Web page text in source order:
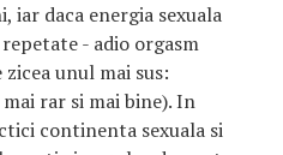
iar daca energia sexuala
- adio orgasm
unul mai sus:
rar si mai bine). In
continenta sexuala si